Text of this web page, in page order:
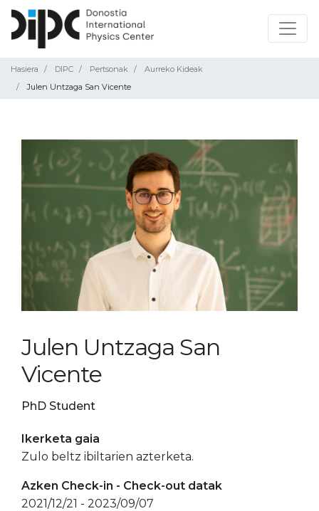
Hasiera DIPC Pertsonak
Aurreko Kideak
Julen Untzaga San Vicente
Julen Untzaga San
Vicente
PhD Student
Ikerketa gaia
Zulo beltz ibiltarien azterketa.
Azken Check-in - Check-out datak
2021/12/21 - 2023/09/07